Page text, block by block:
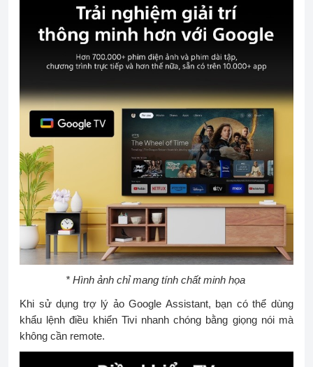
* Hình ảnh chỉ mang tính chất minh họa
Khi sử dụng trợ lý ảo Google Assistant, bạn có thể dùng
khẩu lệnh điều khiển Tivi nhanh chóng bằng giọng nói mà
không cần remote.